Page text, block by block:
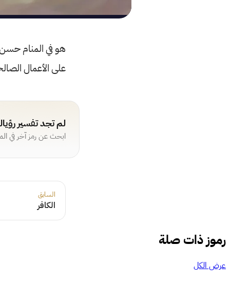
هو في المنام حسن
على الأعمال
لم تجد تفسير
ابحث عن رمز آخر في
السابق
الكافر
رموز ذات صلة
عرض الكل